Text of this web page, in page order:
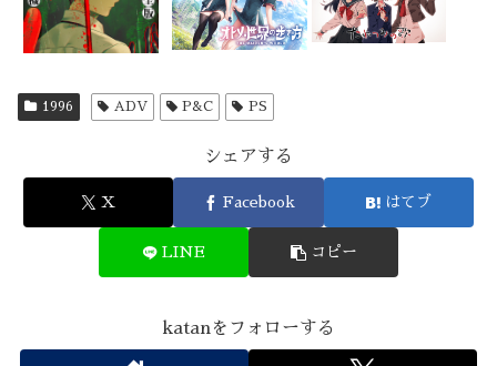
1996 ADV P&C PS
シェアする
X Facebook はてブ
LINE コピー
katanをフォローする